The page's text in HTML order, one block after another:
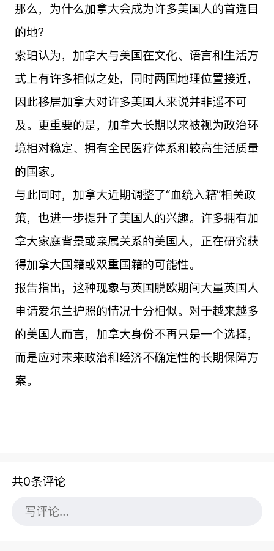
那么，为什么加拿大会成为许多美国人的首选目
的地？
索珀认为，加拿大与美国在文化、语言和生活方
式上有许多相似之处，同时两国地理位置接近，
因此移居加拿大对许多美国人来说并非遥不可
及。更重要的是，加拿大长期以来被视为政治环
境相对稳定、拥有全民医疗体系和较高生活质量
的国家。
与此同时，加拿大近期调整了“血统入籍”相关政
策，也进一步提升了美国人的兴趣。许多拥有加
拿大家庭背景或亲属关系的美国人，正在研究获
得加拿大国籍或双重国籍的可能性。
报告指出，这种现象与英国脱欧期间大量英国人
申请爱尔兰护照的情况十分相似。对于越来越多
的美国人而言，加拿大身份不再只是一个选择，
而是应对未来政治和经济不确定性的长期保障方
案。
共0条评论